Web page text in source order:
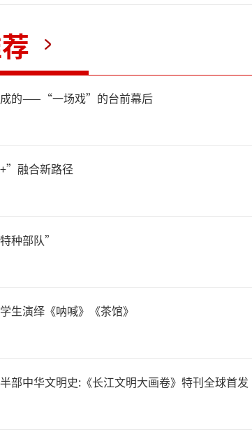
民群众在精神文化方
，如何突破瓶颈制约
览的供给，日益成为
力求解的课题。
大文博展览的供给，
观念。文博场馆承
保护（典藏）、研究
交流等。一些传统观
注重保护（典藏）和
的——“一场戏”的台前幕后
融合新路径
种部队”
生演绎《呐喊》《茶馆》
部中华文明史:《长江文明大画卷》特刊全球首发